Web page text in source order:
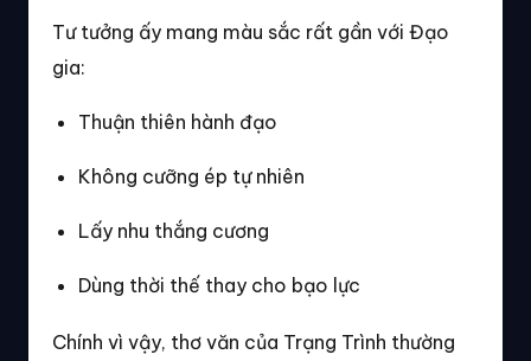
Tư tưởng ấy mang màu sắc rất gần với Đạo
gia:
Thuận thiên hành đạo
Không cưỡng ép tự nhiên
Lấy nhu thắng cương
Dùng thời thế thay cho bạo lực
Chính vì vậy, thơ văn của Trạng Trình thường